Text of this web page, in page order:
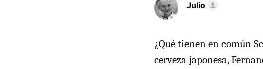
Julio
¿Qué tienen en común
cerveza japonesa,